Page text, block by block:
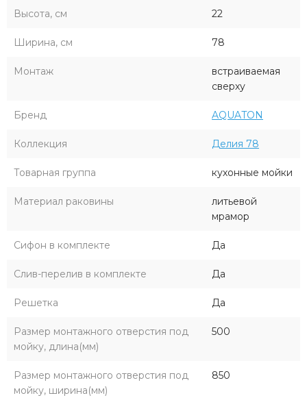
Высота, см 22
Ширина, см 78
Монтаж
встраиваемая
сверху
Бренд AQUATON
Коллекция Делия 78
Товарная группа кухонные мойки
Материал раковины
литьевой
мрамор
Сифон в комплекте Да
Слив-перелив в комплекте Да
Решетка Да
Размер монтажного отверстия под
мойку, длина(мм)
500
Размер монтажного отверстия под
мойку, ширина(мм)
850